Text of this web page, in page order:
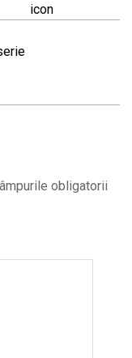
obligatorii